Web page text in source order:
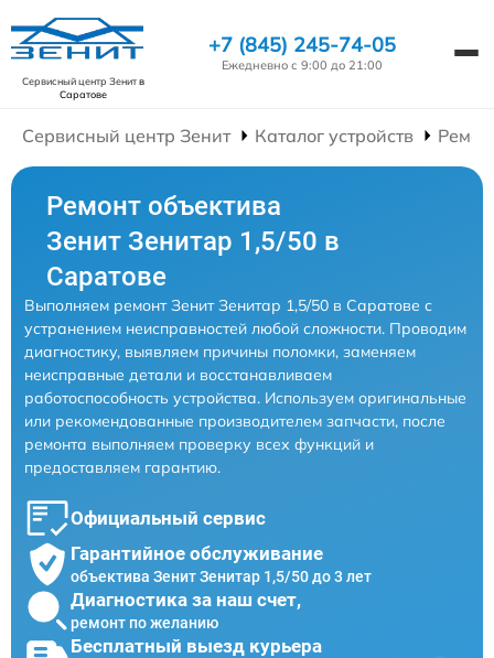
Сервисный центр Зенитв
Саратове
+7 (845) 245-74-05
Ежедневно с 9:00 до 21:00
Сервисный центр Зенит Каталог устройств
Ремонт объектива
Зенит Зенитар 1,5/50 в
Саратове
Выполняем ремонт Зенит Зенитар 1,5/50 в Саратове с
устранением неисправностей любой сложности. Проводим
диагностику, выявляем причины поломки, заменяем
неисправные детали и восстанавливаем
работоспособность устройства. Используем оригинальные
или рекомендованные производителем запчасти, после
ремонта выполняем проверку всех функций и
предоставляем гарантию.
Официальный сервис
Гарантийное обслуживание
объектива Зенит Зенитар 1,5/50 до 3 лет
Диагностика за наш счет,
ремонт по желанию
Бесплатный выезд курьера